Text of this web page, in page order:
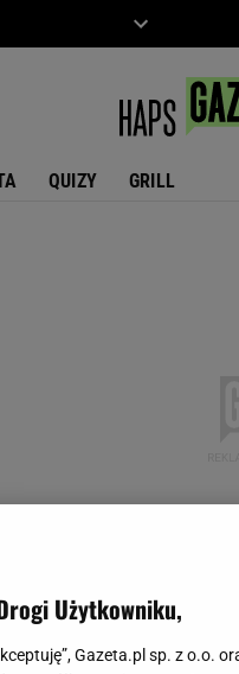
QUIZY GRILL
Użytkowniku,
Gazeta.pl sp. z o.o.